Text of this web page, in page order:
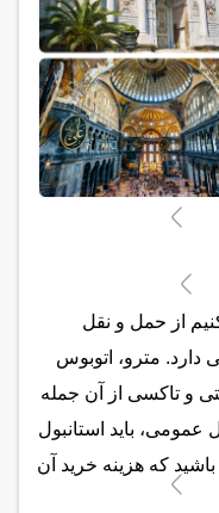
از حمل و نقل
دارد. مترو، اتوبوس
و تاکسی از آن جمله
باید استانبول
که هزینه خرید آن